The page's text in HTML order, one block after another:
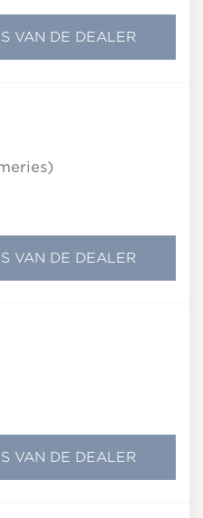
VAN DE DEALER
VAN DE DEALER
VAN DE DEALER